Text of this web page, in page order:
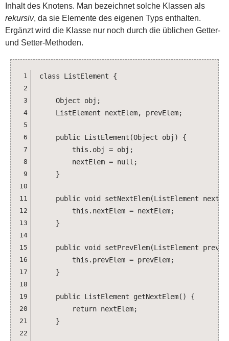
Applets
Applications
Dashboard
Snippets und Klassen
Alphabetische Sitemap
Inhalt des Knotens. Man bezeichnet solche Klassen als
rekursiv, da sie Elemente des eigenen Typs enthalten.
Ergänzt wird die Klasse nur noch durch die üblichen Getter-
und Setter-Methoden.
1
2
3
4
5
6
7
8
9
10
11
12
13
14
15
16
17
18
19
20
21
22
class ListElement {
    Object obj;
    ListElement nextElem, prevElem;
    public ListElement(Object obj) {
        this.obj = obj;
        nextElem = null;
    }
public void setNextElem(ListElement
        this.nextElem = nextElem;
    }
public void setPrevElem(ListElement
        this.prevElem = prevElem;
    }
    public ListElement getNextElem() {
        return nextElem;
    }